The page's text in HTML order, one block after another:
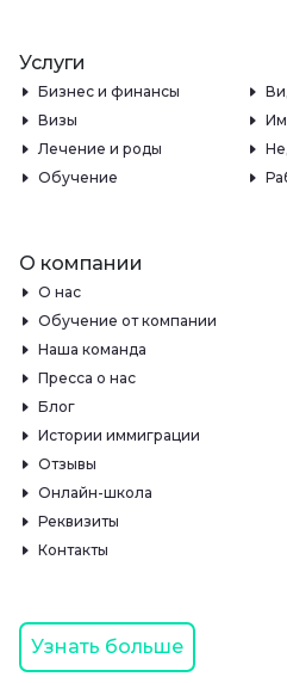
Услуги
Бизнес и финансы
Визы
Лечение и роды
Обучение
О компании
О нас
Обучение от компании
Наша команда
Пресса о нас
Блог
Истории иммиграции
Отзывы
Онлайн-школа
Реквизиты
Контакты
Узнать больше